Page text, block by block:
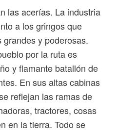
las acerías. La industria
a los gringos que
y poderosas.
por la ruta es
y flamante batallón de
En sus altas cabinas
reflejan las ramas de
tractores, cosas
en la tierra. Todo se